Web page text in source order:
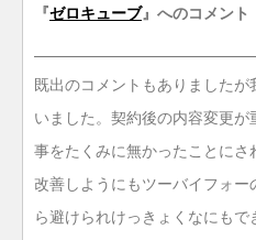
『ゼロキューブ』へのコメント
既出のコメントもありました
いました。契約後の内容変更
事をたくみに無かったことにさ
改善しようにもツーバイフォ
ら避けられけっきょくなにも